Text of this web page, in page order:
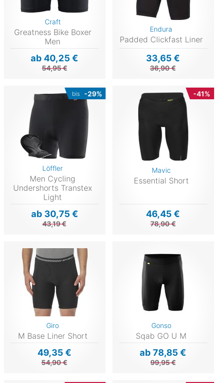
Craft
Greatness Bike Boxer
Men
ab 40,25 €
54,95 €
Endura
Padded Clickfast Liner
33,65 €
36,90 €
bis -29%
Löffler
Men Cycling
Undershorts Transtex
Light
ab 30,75 €
43,19 €
-41%
Mavic
Essential Short
46,45 €
78,90 €
Giro
M Base Liner Short
49,35 €
54,90 €
Gonso
Sqab GO U M
ab 78,85 €
99,95 €